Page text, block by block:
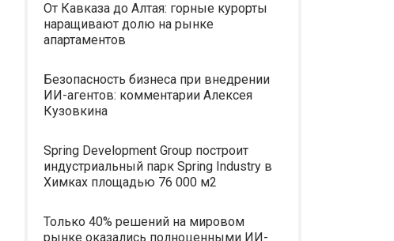
От Кавказа до Алтая: горные курорты
наращивают долю на рынке
апартаментов
Безопасность бизнеса при внедрении
ИИ-агентов: комментарии Алексея
Кузовкина
Spring Development Group построит
индустриальный парк Spring Industry в
Химках площадью 76 000 м2
Только 40% решений на мировом
рынке оказались полноценными ИИ-